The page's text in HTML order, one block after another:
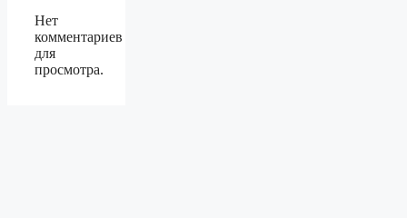
Нет
комментариев
для
просмотра.